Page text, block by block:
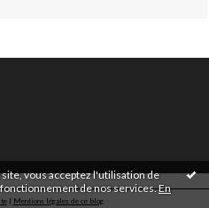
vous acceptez l'utilisation de
de nos services.En
| Mentions légales de ce blog